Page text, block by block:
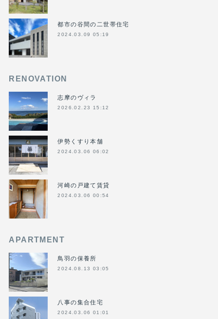
都市の谷間の二世帯住宅
2024.03.09 05:19
RENOVATION
志摩のヴィラ
2026.02.23 15:12
伊勢くすり本舗
2024.03.06 06:02
河崎の戸建て賃貸
2024.03.06 00:54
APARTMENT
鳥羽の保養所
2024.08.13 03:05
八事の集合住宅
2024.03.06 01:01